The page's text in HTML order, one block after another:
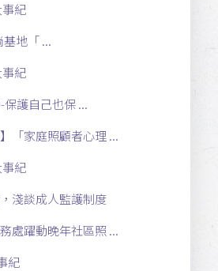
紀
基地「 ...
紀
保護自己也保 ...
「家庭照顧者心理 ...
紀
淺談成人監護制度
處躍動晚年社區照 ...
紀